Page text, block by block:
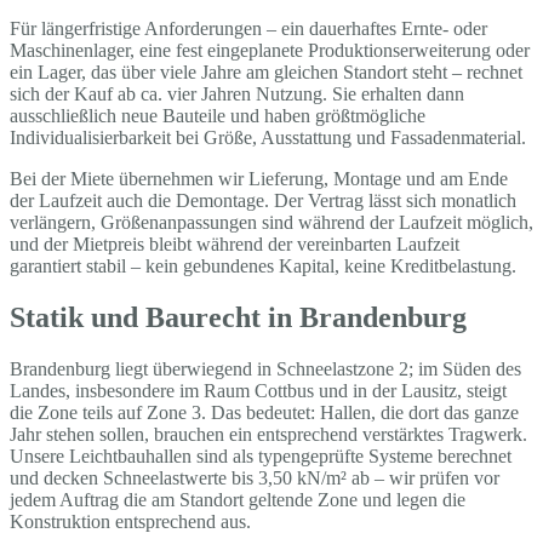
Für längerfristige Anforderungen – ein dauerhaftes Ernte- oder
Maschinenlager, eine fest eingeplanete Produktionserweiterung oder
ein Lager, das über viele Jahre am gleichen Standort steht – rechnet
sich der Kauf ab ca. vier Jahren Nutzung. Sie erhalten dann
ausschließlich neue Bauteile und haben größtmögliche
Individualisierbarkeit bei Größe, Ausstattung und Fassadenmaterial.
Bei der Miete übernehmen wir Lieferung, Montage und am Ende
der Laufzeit auch die Demontage. Der Vertrag lässt sich monatlich
verlängern, Größenanpassungen sind während der Laufzeit möglich,
und der Mietpreis bleibt während der vereinbarten Laufzeit
garantiert stabil – kein gebundenes Kapital, keine Kreditbelastung.
Statik und Baurecht in Brandenburg
Brandenburg liegt überwiegend in Schneelastzone 2; im Süden des
Landes, insbesondere im Raum Cottbus und in der Lausitz, steigt
die Zone teils auf Zone 3. Das bedeutet: Hallen, die dort das ganze
Jahr stehen sollen, brauchen ein entsprechend verstärktes Tragwerk.
Unsere Leichtbauhallen sind als typengeprüfte Systeme berechnet
und decken Schneelastwerte bis 3,50 kN/m² ab – wir prüfen vor
jedem Auftrag die am Standort geltende Zone und legen die
Konstruktion entsprechend aus.